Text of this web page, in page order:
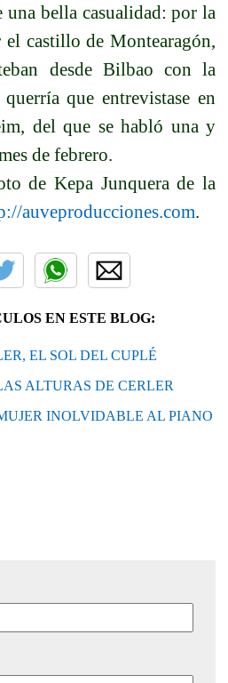
una bella casualidad: por la
el castillo de Montearagón,
desde Bilbao con la
que entrevistase en
del que se habló una y
de febrero.
de Kepa Junquera de la
auveproducciones.com.
EN ESTE BLOG:
EL SOL DEL CUPLÉ
ALTURAS DE CERLER
INOLVIDABLE AL PIANO